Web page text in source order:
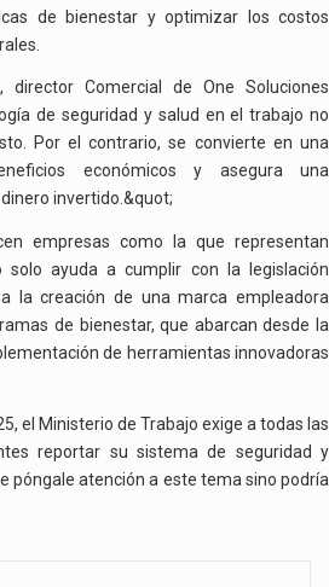
de bienestar y optimizar los costos
director Comercial de One Soluciones
de seguridad y salud en el trabajo no
Por el contrario, se convierte en una
económicos y asegura una
invertido.&quot;
empresas como la que representan
solo ayuda a cumplir con la legislación
la creación de una marca empleadora
de bienestar, que abarcan desde la
de herramientas innovadoras
el Ministerio de Trabajo exige a todas las
reportar su sistema de seguridad y
póngale atención a este tema sino podría